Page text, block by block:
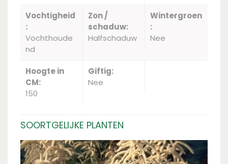
Vochtigheid
:
Vochthoude
nd
Zon /
schaduw:
Halfschaduw
Wintergroen
:
Nee
Hoogte in
CM:
150
Giftig:
Nee
SOORTGELIJKE PLANTEN